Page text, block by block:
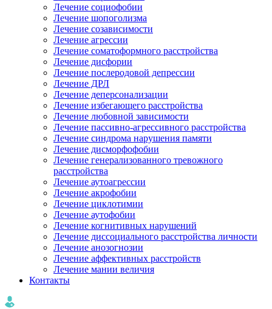
Лечение социофобии
Лечение шопоголизма
Лечение созависимости
Лечение агрессии
Лечение соматоформного расстройства
Лечение дисфории
Лечение послеродовой депрессии
Лечение ДРЛ
Лечение деперсонализации
Лечение избегающего расстройства
Лечение любовной зависимости
Лечение пассивно-агрессивного расстройства
Лечение синдрома нарушения памяти
Лечение дисморфофобии
Лечение генерализованного тревожного
расстройства
Лечение аутоагрессии
Лечение акрофобии
Лечение циклотимии
Лечение аутофобии
Лечение когнитивных нарушений
Лечение диссоциального расстройства личности
Лечение анозогнозии
Лечение аффективных расстройств
Лечение мании величия
Контакты